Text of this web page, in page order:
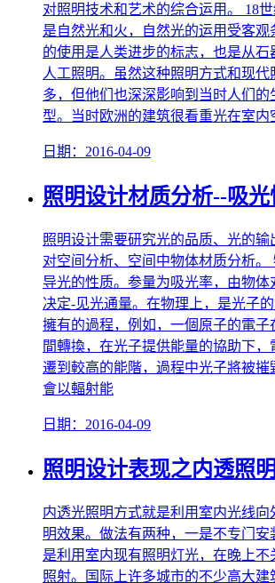
对照明技术和艺术的综合运用。 18
是自然光和火，自然光的运用受客观
的使用是人类进步的标志，也是从石
人工照明。虽然这种照明方式和现代
多，但他们也深深影响到当时人们的
型。当时欧洲的建筑很看重光在室内
日期：2016-04-09
照明设计材质分析--吸光
照明设计需要研究光的品质、光的输
对空间分析、空间中物体材质分析。
导光的性质。参量为吸光率，由物体
决定-见光通量。在物理上，是光子
擁有的過程，例如，一個原子的電子
間轉換，在光子提供能量的協助下，
遷到較高的能階，過程中光子將被摧
會以輻射能
日期：2016-04-09
照明设计表现之内透照明
内透光照明方式就是利用室内光线向
明效果。做法有两种，一是不专门安
是利用室内现有照明灯光，在晚上不
照射。国际上许多城市的不少高大建